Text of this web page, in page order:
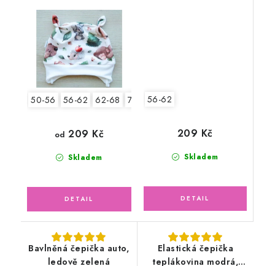
50-56 56-62 62-68 74-80 80-86
Skladem
od 209 Kč
56-62
Skladem
209 Kč
Bavlněná čepička auto,
ledově zelená
Elastická čepička
teplákovina modrá,